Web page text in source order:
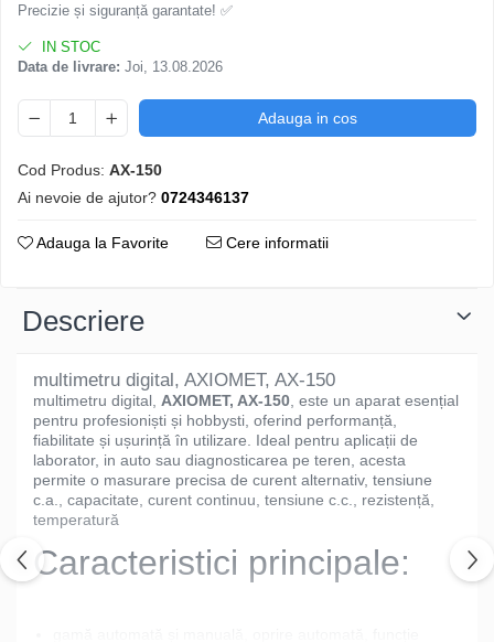
Precizie și siguranță garantate! ✅
IN STOC
Data de livrare: Joi, 13.08.2026
Adauga in cos
Cod Produs: AX-150
Ai nevoie de ajutor? 0724346137
Adauga la Favorite Cere informatii
Descriere
multimetru digital, AXIOMET, AX-150
multimetru digital, AXIOMET, AX-150 , este un aparat esențial
pentru profesioniști și hobbysti, oferind performanță,
fiabilitate și ușurință în utilizare. Ideal pentru aplicații de
laborator, in auto sau diagnosticarea pe teren, acesta
permite o masurare precisa de curent alternativ, tensiune
c.a., capacitate, curent continuu, tensiune c.c., rezistență,
temperatură
Caracteristici principale: